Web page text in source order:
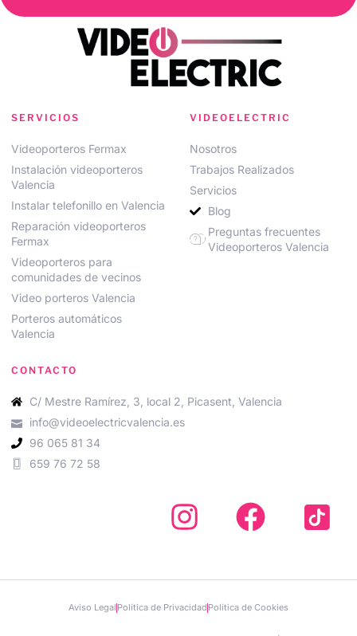
SERVICIOS
Videoporteros Fermax
Instalación videoporteros
Valencia
Instalar telefonillo en Valencia
Reparación videoporteros
Fermax
Videoporteros para
comunidades de vecinos
Video porteros Valencia
Porteros automáticos
Valencia
VIDEOELECTRIC
Nosotros
Trabajos Realizados
Servicios
Blog
Preguntas frecuentes
Videoporteros Valencia
CONTACTO
C/ Mestre Ramírez, 3, local 2, Picasent, Valencia
info@videoelectricvalencia.es
96 065 81 34
659 76 72 58
Aviso Legal Política de Privacidad Política de Cookies